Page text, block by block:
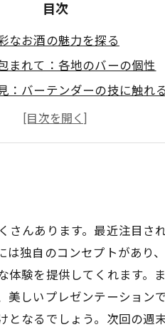
目次
なお酒の魅力を探る
まれて：各地のバーの個性
：バーテンダーの技に触れる
リング：リラックスした時
見つける：カクテルと地酒
んあります。最近注目
独自のコンセプトがあり
験を提供してくれます。
しいプレゼンテーション
なるでしょう。次回の週